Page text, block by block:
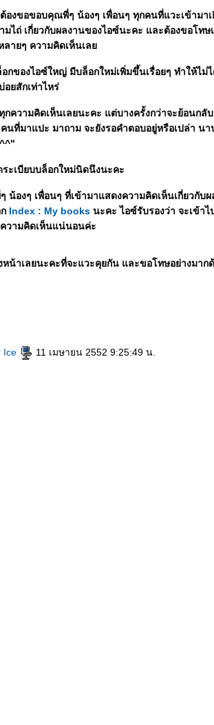
องขอขอบคุณพี่ๆ น้องๆ เพื่อนๆ ทุกคนที่แวะเข้ามา
มไถ่ เกี่ยวกับผลงานของไอซ์นะคะ และต้องขอโทษ
ลายๆ ความคิดเห็นเล
อกของไอซ์ใหญ่ มีบล็อกใหม่เพิ่มขึ้นเรื่อยๆ ทำให้ไม่
อยสักเท่าไหร่
กความคิดเห็นเลยนะคะ แต่บางครั้งกว่าจะย้อนกลั
ที่มาแปะ มาถาม จะยังรอคำตอบอยู่หรือเปล่า นา
ระเบียบบล็อกใหม่นิดนึงนะคะ
น้องๆ เพื่อนๆ ที่เข้ามาแสดงความคิดเห็นเกี่ยวกับผ
Index : My books นะคะ ไอซ์รับรองว่า จะเข้าไ
วามคิดเห็นแน่นอนค่ะ
น้าเลยนะคะที่จะแวะคุยกัน และขอโทษอย่างมาก
Ice 11 เมษายน 2552 9:25:49 น.